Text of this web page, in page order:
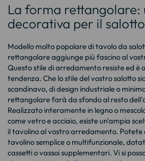
La forma rettangolare:
decorativa per il salotto
Modello molto popolare di tavolo da
rettangolare aggiunge più fascino al
Questo stile di arredamento resiste ed è
tendenza. Che lo stile del vostro salotto
scandinavo, di design industriale o
rettangolare farà da sfondo al resto
Realizzato interamente in legno o
come vetro e acciaio, esiste un'ampia
il tavolino al vostro arredamento. Potete
tavolino semplice o multifunzionale,
cassetti o vassoi supplementari. Vi si